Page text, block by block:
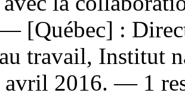
[Québec] :
travail, Institut
avril 2016. — 1